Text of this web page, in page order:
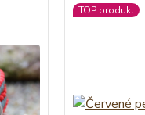
TOP produkt